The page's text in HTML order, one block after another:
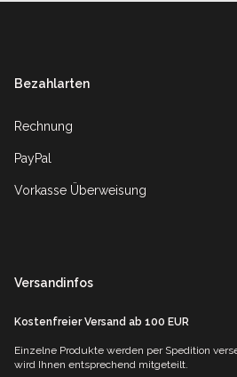
Bezahlarten
Rechnung
PayPal
Vorkasse Überweisung
Versandinfos
Kostenfreier Versand ab 100 EUR
Einzelne Produkte werden per Spedition
wird Ihnen entsprechend mitgeteilt.